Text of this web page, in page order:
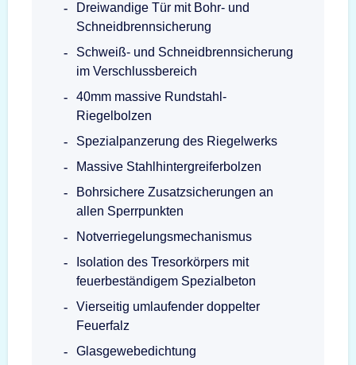
Dreiwandige Tür mit Bohr- und
Schneidbrennsicherung
Schweiß- und Schneidbrennsicherung
im Verschlussbereich
40mm massive Rundstahl-
Riegelbolzen
Spezialpanzerung des Riegelwerks
Massive Stahlhintergreiferbolzen
Bohrsichere Zusatzsicherungen an
allen Sperrpunkten
Notverriegelungsmechanismus
Isolation des Tresorkörpers mit
feuerbeständigem Spezialbeton
Vierseitig umlaufender doppelter
Feuerfalz
Glasgewebedichtung